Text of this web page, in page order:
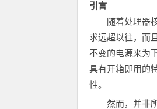
引言
随着处理器
求远超以往，而
不变的电源来为
具有开箱即用的
性。
然而，并非